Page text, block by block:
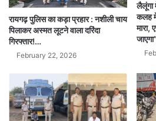
रायगढ़ पुलिस का कड़ा प्रहार : नशीली चाय
पिलाकर अस्मत लूटने वाला दरिंदा
गिरफ्तार!…
February 22, 2026
लैलूंगा
कलह
मारा,